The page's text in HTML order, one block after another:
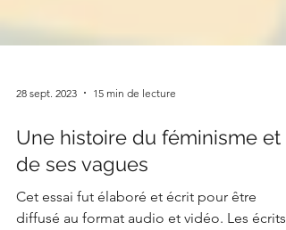
28 sept. 2023 15 min de lecture
Une histoire du féminisme et
de ses vagues